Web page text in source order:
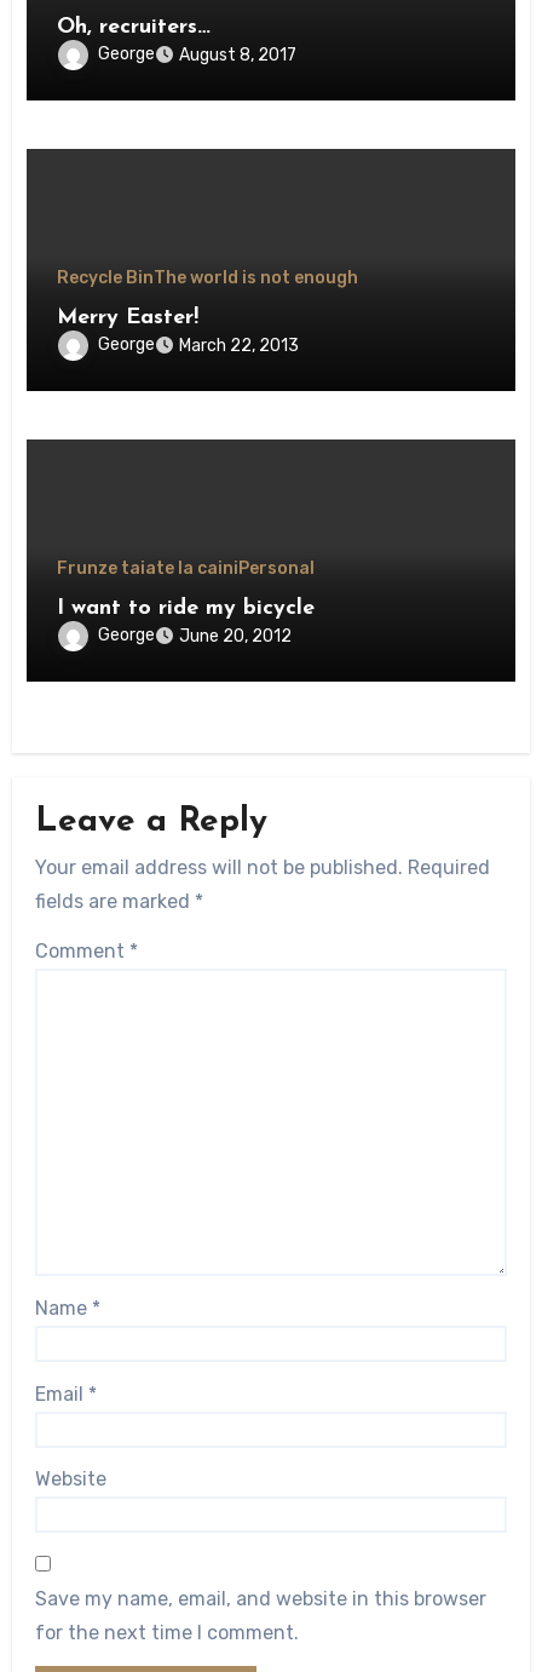
Oh, recruiters…
George August 8, 2017
Recycle BinThe world is not enough
Merry Easter!
George March 22, 2013
Frunze taiate la caini Personal
I want to ride my bicycle
George June 20, 2012
Leave a Reply
Your email address will not be published. Required
fields are marked *
Comment *
Name *
Email *
Website
Save my name, email, and website in this browser
for the next time I comment.